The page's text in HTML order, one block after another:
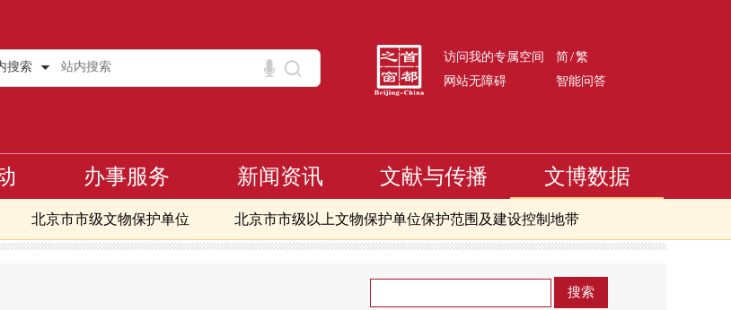
搜索
访问我的专属空间 简/繁
网站无障碍
智能问答
办事服务 新闻资讯 文献与传播 文博数据
北京市市级文物保护单位 北京市市级以上文物保护单位保护范围及建设控制地带
制地带>第二批划定文保单位的保护范围及建控地带